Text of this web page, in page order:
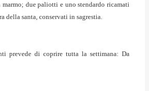
due paliotti e uno stendardo ricamati
della santa, conservati in sagrestia.
prevede di coprire tutta la settimana: Da